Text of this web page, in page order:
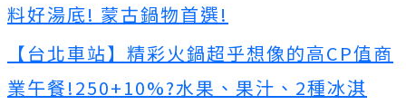
料好湯底! 蒙古鍋物首選!
【台北車站】精彩火鍋超乎想像的高CP值商
業午餐!250+10%?水果、果汁、2種冰淇